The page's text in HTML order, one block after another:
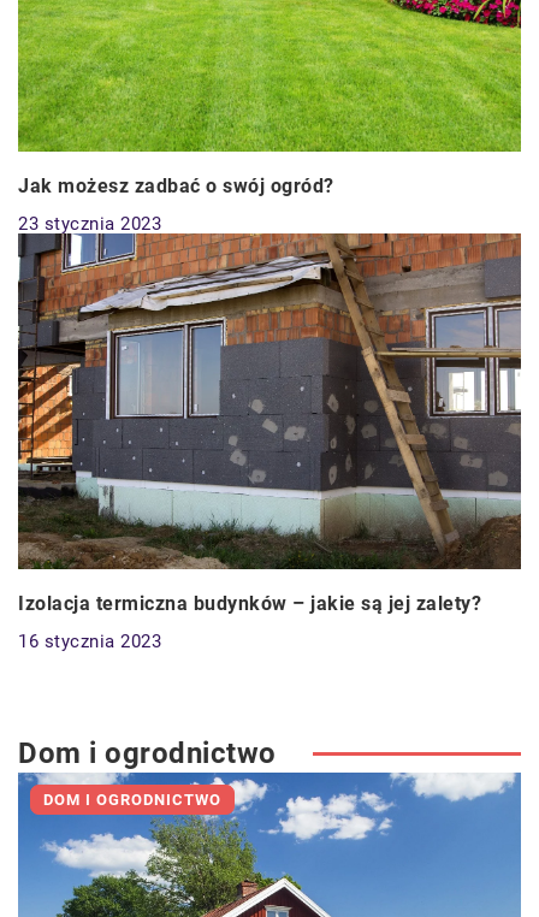
Jak możesz zadbać o swój ogród?
23 stycznia 2023
Izolacja termiczna budynków – jakie są jej zalety?
16 stycznia 2023
Dom i ogrodnictwo
DOM I OGRODNICTWO